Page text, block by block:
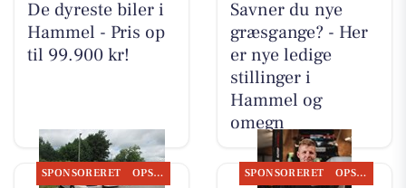
De dyreste biler i
Hammel - Pris op
til 99.900 kr!
Savner du nye
græsgange? - Her
er nye ledige
stillinger i
Hammel og
omegn
SPONSORERET OPSLAGSTAVLEN SPONSORERET OPSLAGSTAVLEN